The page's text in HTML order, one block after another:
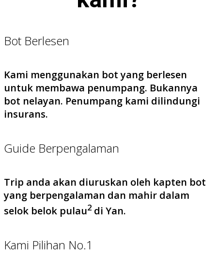
Bot Berlesen
Kami menggunakan bot yang berlesen
untuk membawa penumpang. Bukannya
bot nelayan. Penumpang kami dilindungi
insurans.
Guide Berpengalaman
Trip anda akan diuruskan oleh kapten bot
yang berpengalaman dan mahir dalam
selok belok pulau2 di Yan.
Kami Pilihan No.1